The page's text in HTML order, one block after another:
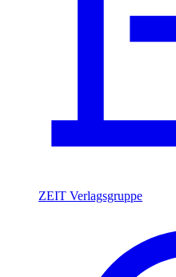
ZEIT Verlagsgruppe